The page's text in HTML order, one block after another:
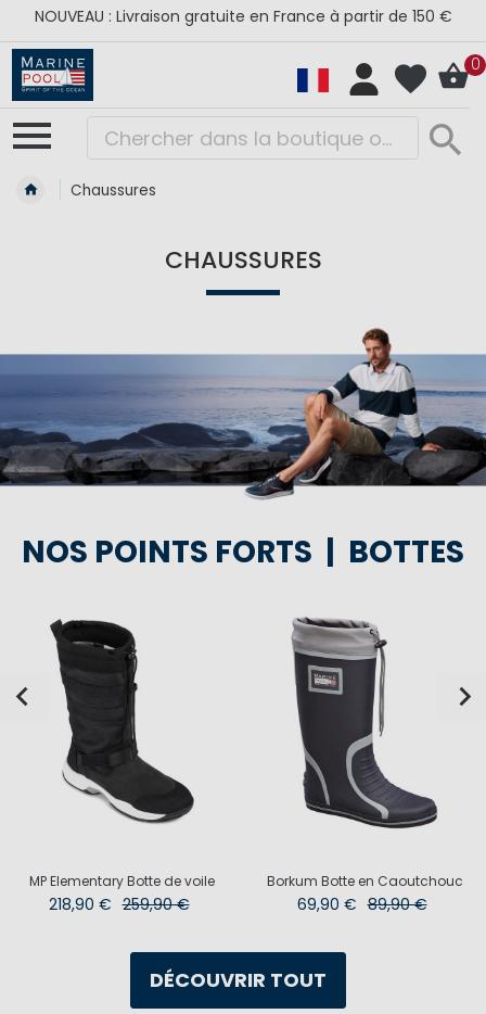
NOUVEAU : Livraison gratuite en France à partir de 150 €
0
Chaussures
CHAUSSURES
NOS POINTS FORTS | BOTTES
MP Elementary Botte de voile
218,90 € 259,90 €
Borkum Botte en Caoutchouc
69,90 € 89,90 €
DÉCOUVRIR TOUT